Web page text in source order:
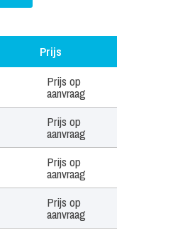
Prijs
Prijs
Prijs op
aanvraag
Prijs op
aanvraag
Prijs op
aanvraag
Prijs op
aanvraag